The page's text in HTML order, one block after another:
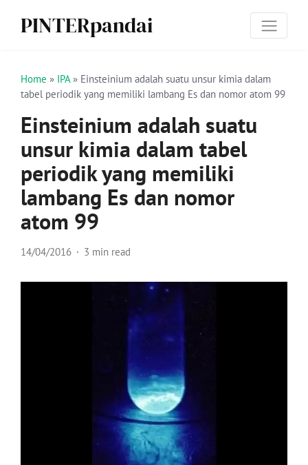
PINTERpandai
Home » IPA» Einstei­nium adalah suatu unsur kimia dalam
tabel periodik yang memiliki lambang Es dan nomor atom 99
Einstei­nium adalah suatu
unsur kimia dalam tabel
periodik yang memiliki
lambang Es dan nomor
atom 99
14/04/2016 3 min read